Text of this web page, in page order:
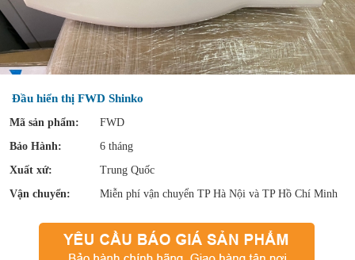
Đầu hiển thị FWD Shinko
Mã sản phẩm:
FWD
Bảo Hành:
6 tháng
Xuất xứ:
Trung Quốc
Vận chuyển:
Miễn phí vận chuyển TP Hà Nội và TP Hồ Chí Minh